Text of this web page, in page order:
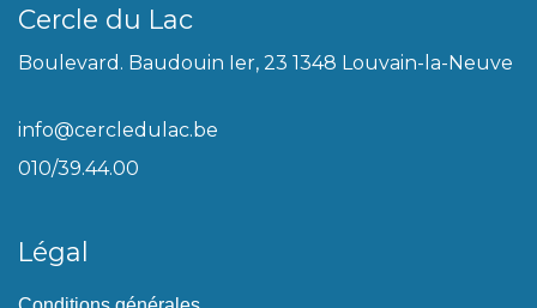
Cercle du Lac
Boulevard. Baudouin Ier, 23 1348 Louvain-la-Neuve
info@cercledulac.be
010/39.44.00
Légal